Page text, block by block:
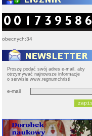
obecnych:34
Proszę podać swój adres e-mail, aby
otrzymywać najnowsze informacje
o serwisie www.regnumchristi
e-mail